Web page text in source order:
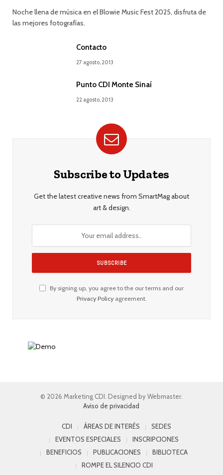
Noche llena de música en el Blowie Music Fest 2025, disfruta de
las mejores fotografías.
Contacto
27 agosto, 2013
Punto CDI Monte Sinaí
22 agosto, 2013
Subscribe to Updates
Get the latest creative news from SmartMag about
art & design.
By signing up, you agree to the our terms and our
Privacy Policyagreement.
© 2026 Marketing CDI. Designed by Webmaster.
Aviso de privacidad
CDI ÁREAS DE INTERÉS
SEDES
EVENTOS ESPECIALES
INSCRIPCIONES
BENEFICIOS
PUBLICACIONES
BIBLIOTECA
ROMPE EL SILENCIO CDI